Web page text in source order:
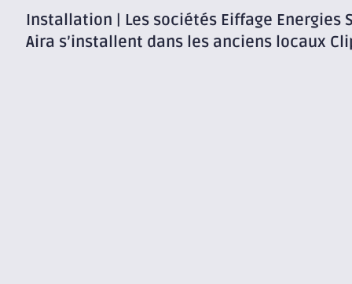
Installation | Les sociétés Eiffage Energies
Aira s’installent dans les anciens locaux